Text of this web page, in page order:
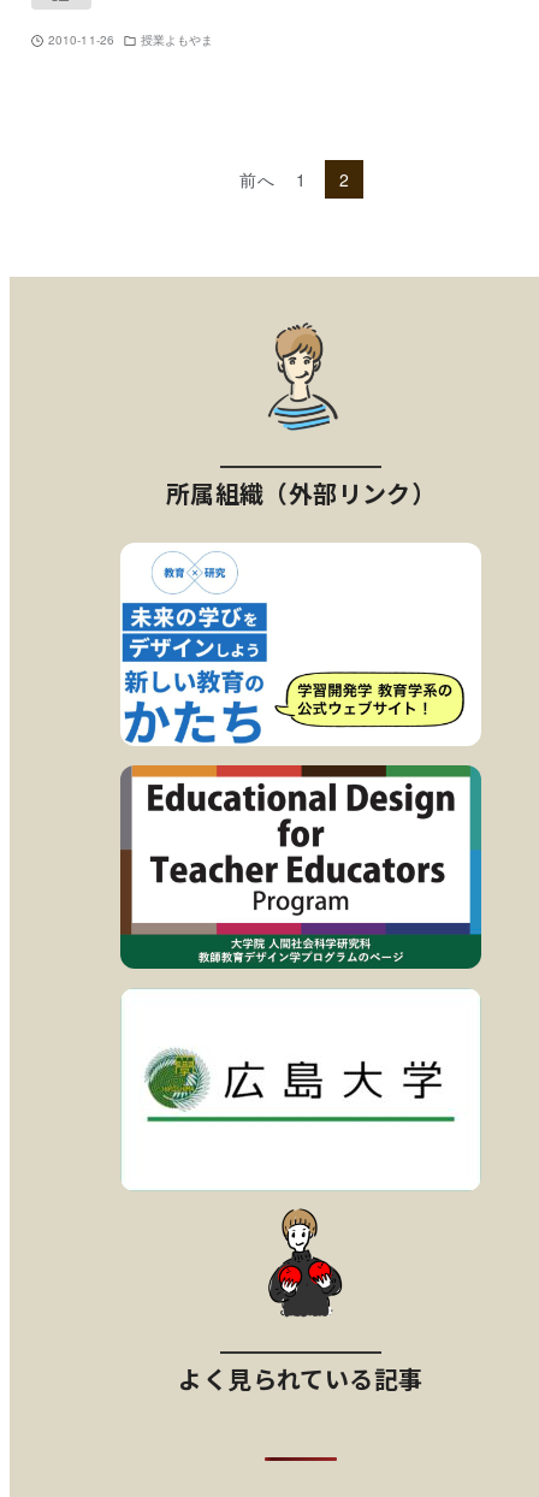
2010-11-26 授業よもやま
前へ 1 2
所属組織（外部リンク）
よく見られている記事